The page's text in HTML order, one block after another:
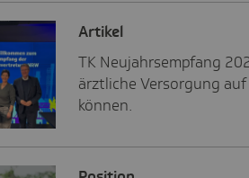
Artikel
TK Neujahrsempfang
ärztliche Versorgung
können.